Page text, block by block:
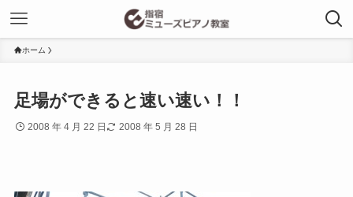
ホーム
足場ができると速い速い！！
2008 年 4 月 22 日 2008 年 5 月 28 日